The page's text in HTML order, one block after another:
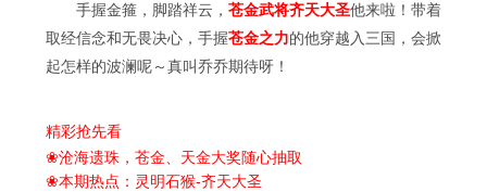
手握金箍，脚踏祥云， 苍金武将齐天大圣他来啦！带着
取经信念和无畏决心，手握苍金之力的他穿越入三国，会掀
起怎样的波澜呢～真叫乔乔期待呀！
精彩抢先看
❀沧海遗珠，苍金、天金大奖随心抽取
❀本期热点：灵明石猴-齐天大圣